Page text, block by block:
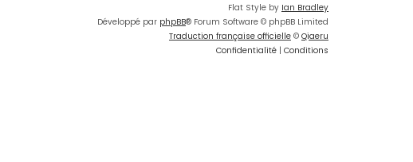
Flat Style by Ian Bradley
Développé par phpBB® Forum Software © phpBB Limited
Traduction française officielle © Qiaeru
Confidentialité | Conditions